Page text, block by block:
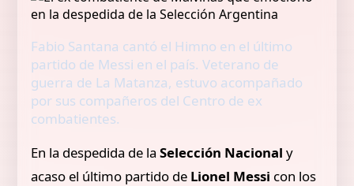
Fabio Santana cantó el Himno en el último
partido de Messi en el país. Veterano de
guerra de La Matanza, estuvo acompañado
por sus compañeros del Centro de ex
combatientes.
En la despedida de la Selección Nacional y
acaso el último partido de Lionel Messi con los